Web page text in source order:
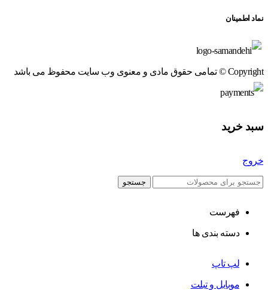
نماد اطمینان
Copyright © تمامی حقوق مادی و معنوی وب سایت محفوظ می باشد
سبد خرید
خروج
جستجو
فهرست
دسته بندی ها
لپ تاپ
موبایل و تبلت